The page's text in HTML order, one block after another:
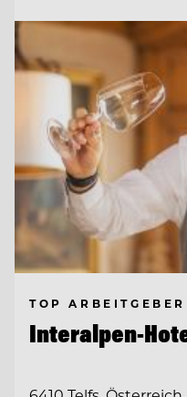
TOP ARBEITGEBER
Interalpen-